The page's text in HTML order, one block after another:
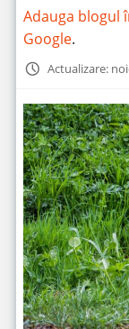
n
t
Adauga blogul
Google.
Actualizare: